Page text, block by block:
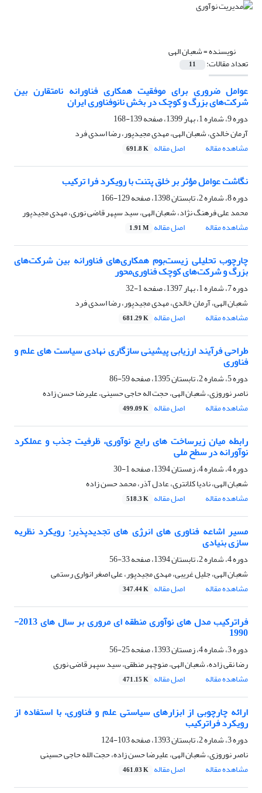
نویسنده =شعبان الهی
تعداد مقالات: 11
عوامل ضروری برای موفقیت همکاری فناورانه نامتقارن بین
شرکت‌های بزرگ و کوچک در بخش نانوفناوری ایران
دوره 9، شماره 1، بهار 1399، صفحه
139-168
آرمان خالدی، شعبان الهی، مهدی مجیدپور، رضا اسدی فرد
مشاهده مقاله
اصل مقاله 691.8 K
نگاشت عوامل مؤثر بر خلق پتنت با رویکرد فرا ترکیب
دوره 8، شماره 2، تابستان 1398، صفحه
129-166
محمد علی فرهنگ نژاد، شعبان الهی، سید سپهر قاضی نوری، مهدی مجیدپور
مشاهده مقاله
اصل مقاله 1.91 M
چارچوب تحلیلی زیست‌بوم همکاری‌های فناورانه بین شرکت‌های
بزرگ و شرکت‌های کوچک فناوری‌محور
دوره 7، شماره 1، بهار 1397، صفحه
1-32
شعبان الهی، آرمان خالدی، مهدی مجیدپور، رضا اسدی فرد
مشاهده مقاله
اصل مقاله 681.29 K
طراحی فرآیند ارزیابی پیشینی سازگاری نهادی سیاست های علم و
فناوری
دوره 5، شماره 2، تابستان 1395، صفحه
59-86
ناصر نوروزی، شعبان الهی، حجت اله حاجی حسینی، علیرضا حسن زاده
مشاهده مقاله
اصل مقاله 499.09 K
رابطه میان زیرساخت های رایج نوآوری، ظرفیت جذب و عملکرد
نوآورانه در سطح ملی
دوره 4، شماره 4، زمستان 1394، صفحه
1-30
شعبان الهی، نادیا کلانتری، عادل آذر، محمد حسن زاده
مشاهده مقاله
اصل مقاله 518.3 K
مسیر اشاعه فناوری های انرژی های تجدیدپذیر: رویکرد نظریه
سازی بنیادی
دوره 4، شماره 2، تابستان 1394، صفحه
33-56
شعبان الهی، جلیل غریبی، مهدی مجیدپور، علی اصغر انواری رستمی
مشاهده مقاله
اصل مقاله 347.44 K
فراترکیب مدل های نوآوری منطقه ای مروری بر سال های 2013-
1990
دوره 3، شماره 4، زمستان 1393، صفحه
25-56
رضا نقی زاده، شعبان الهی، منوچهر منطقی، سید سپهر قاضی نوری
مشاهده مقاله
اصل مقاله 471.15 K
ارائه چارچوبی از ابزارهای سیاستی علم و فناوری، با استفاده از
رویکرد فراترکیب
دوره 3، شماره 2، تابستان 1393، صفحه
103-124
ناصر نوروزی، شعبان الهی، علیرضا حسن زاده، حجت الله حاجی حسینی
مشاهده مقاله
اصل مقاله 461.03 K